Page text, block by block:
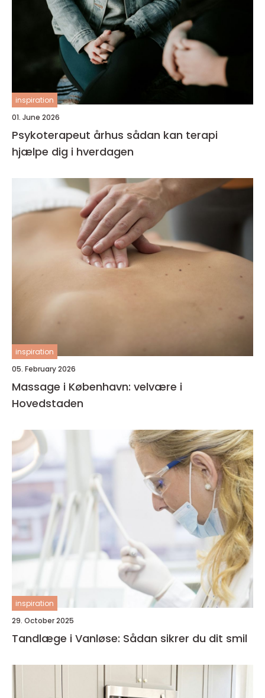
inspiration
01. June 2026
Psykoterapeut århus sådan kan terapi
hjælpe dig i hverdagen
inspiration
05. February 2026
Massage i København: velvære i
Hovedstaden
inspiration
29. October 2025
Tandlæge i Vanløse: Sådan sikrer du dit smil